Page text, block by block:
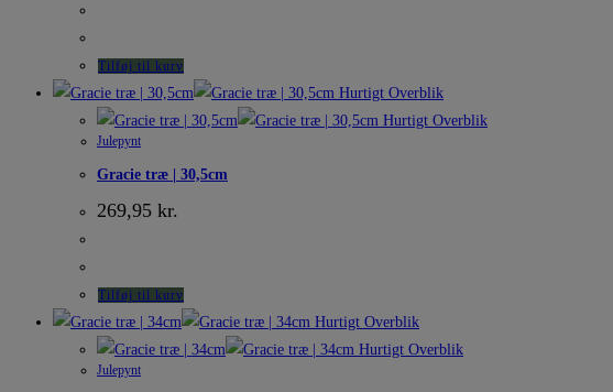
Tilføj til kurv
Hurtigt Overblik
Hurtigt Overblik
Julepynt
Gracie træ | 30,5cm
269,95 kr.
Tilføj til kurv
Hurtigt Overblik
Hurtigt Overblik
Julepynt